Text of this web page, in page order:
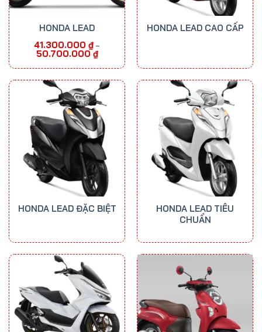
HONDA LEAD
41.300.000 ₫ –
50.700.000 ₫Khoảng
giá:
41.300.000 ₫
đến
50.700.000 ₫
HONDA LEAD CAO CẤP
HONDA LEAD ĐẶC BIỆT
HONDA LEAD TIÊU
CHUẨN